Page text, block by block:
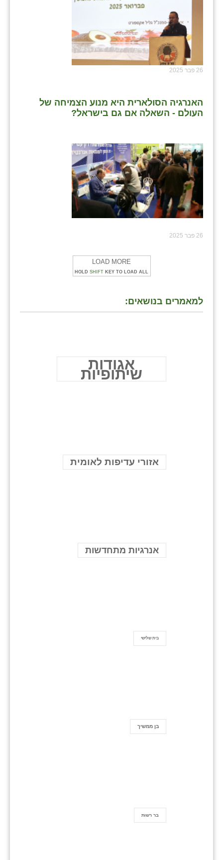
26 פבר 2025
האנרגיה הסולארית היא מנוע הצמיחה של
העולם - השאלה אם גם בישראל?
26 פבר 2025
LOAD MORE
HOLD SHIFT KEY TO LOAD ALL
למאמרים בנושאים:
אגודות
שיתופיות
אזורי עדיפות לאומית
אנרגיות מתחדשות
בית שלישי
בן ממשיך
בר רשות